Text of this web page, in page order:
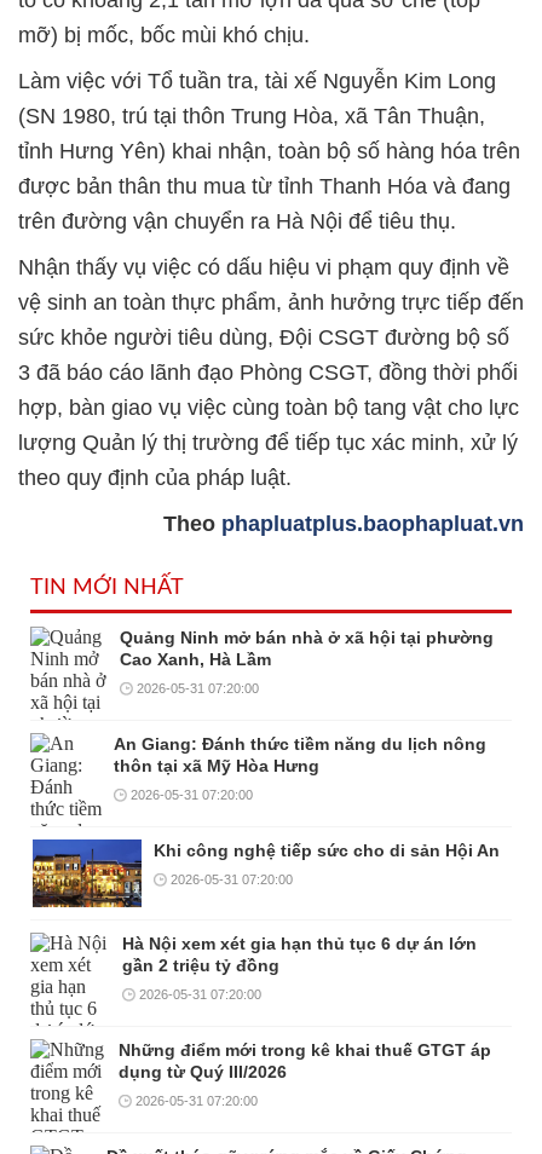
mỡ) bị mốc, bốc mùi khó chịu.
Làm việc với Tổ tuần tra, tài xế Nguyễn Kim Long
(SN 1980, trú tại thôn Trung Hòa, xã Tân Thuận,
tỉnh Hưng Yên) khai nhận, toàn bộ số hàng hóa trên
được bản thân thu mua từ tỉnh Thanh Hóa và đang
trên đường vận chuyển ra Hà Nội để tiêu thụ.
Nhận thấy vụ việc có dấu hiệu vi phạm quy định về
vệ sinh an toàn thực phẩm, ảnh hưởng trực tiếp đến
sức khỏe người tiêu dùng, Đội CSGT đường bộ số
3 đã báo cáo lãnh đạo Phòng CSGT, đồng thời phối
hợp, bàn giao vụ việc cùng toàn bộ tang vật cho lực
lượng Quản lý thị trường để tiếp tục xác minh, xử lý
theo quy định của pháp luật.
Theo phapluatplus.baophapluat.vn
TIN MỚI NHẤT
Quảng Ninh mở bán nhà ở xã hội tại phường
Cao Xanh, Hà Lầm
2026-05-31 07:20:00
An Giang: Đánh thức tiềm năng du lịch nông
thôn tại xã Mỹ Hòa Hưng
2026-05-31 07:20:00
Khi công nghệ tiếp sức cho di sản Hội An
2026-05-31 07:20:00
Hà Nội xem xét gia hạn thủ tục 6 dự án lớn
gần 2 triệu tỷ đồng
2026-05-31 07:20:00
Những điểm mới trong kê khai thuế GTGT áp
dụng từ Quý III/2026
2026-05-31 07:20:00